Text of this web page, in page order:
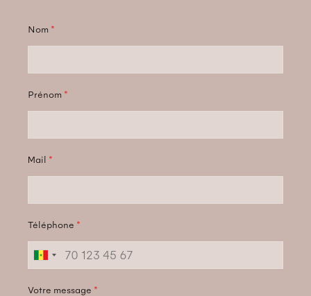
Nom *
Prénom *
Mail *
Téléphone *
Votre message *